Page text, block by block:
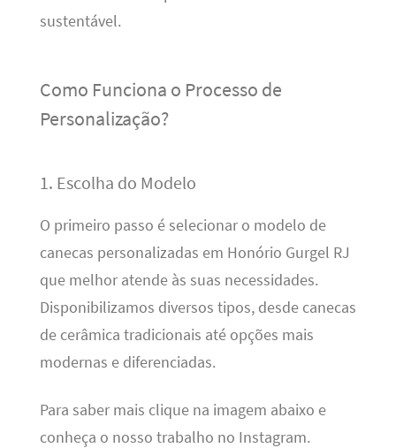
sustentável.
Como Funciona o Processo de
Personalização?
1. Escolha do Modelo
O primeiro passo é selecionar o modelo de
canecas personalizadas em Honório Gurgel RJ
que melhor atende às suas necessidades.
Disponibilizamos diversos tipos, desde canecas
de cerâmica tradicionais até opções mais
modernas e diferenciadas.
Para saber mais clique na imagem abaixo e
conheça o nosso trabalho no Instagram.